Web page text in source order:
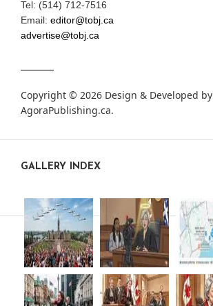
Tel: (514) 712-7516
Email: editor@tobj.ca
advertise@tobj.ca
Copyright © 2026 Design & Developed by
AgoraPublishing.ca.
GALLERY INDEX